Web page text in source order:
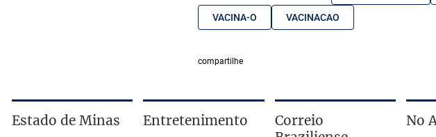
VACINA-O VACINACAO
compartilhe
Estado de Minas Entretenimento
Correio
No